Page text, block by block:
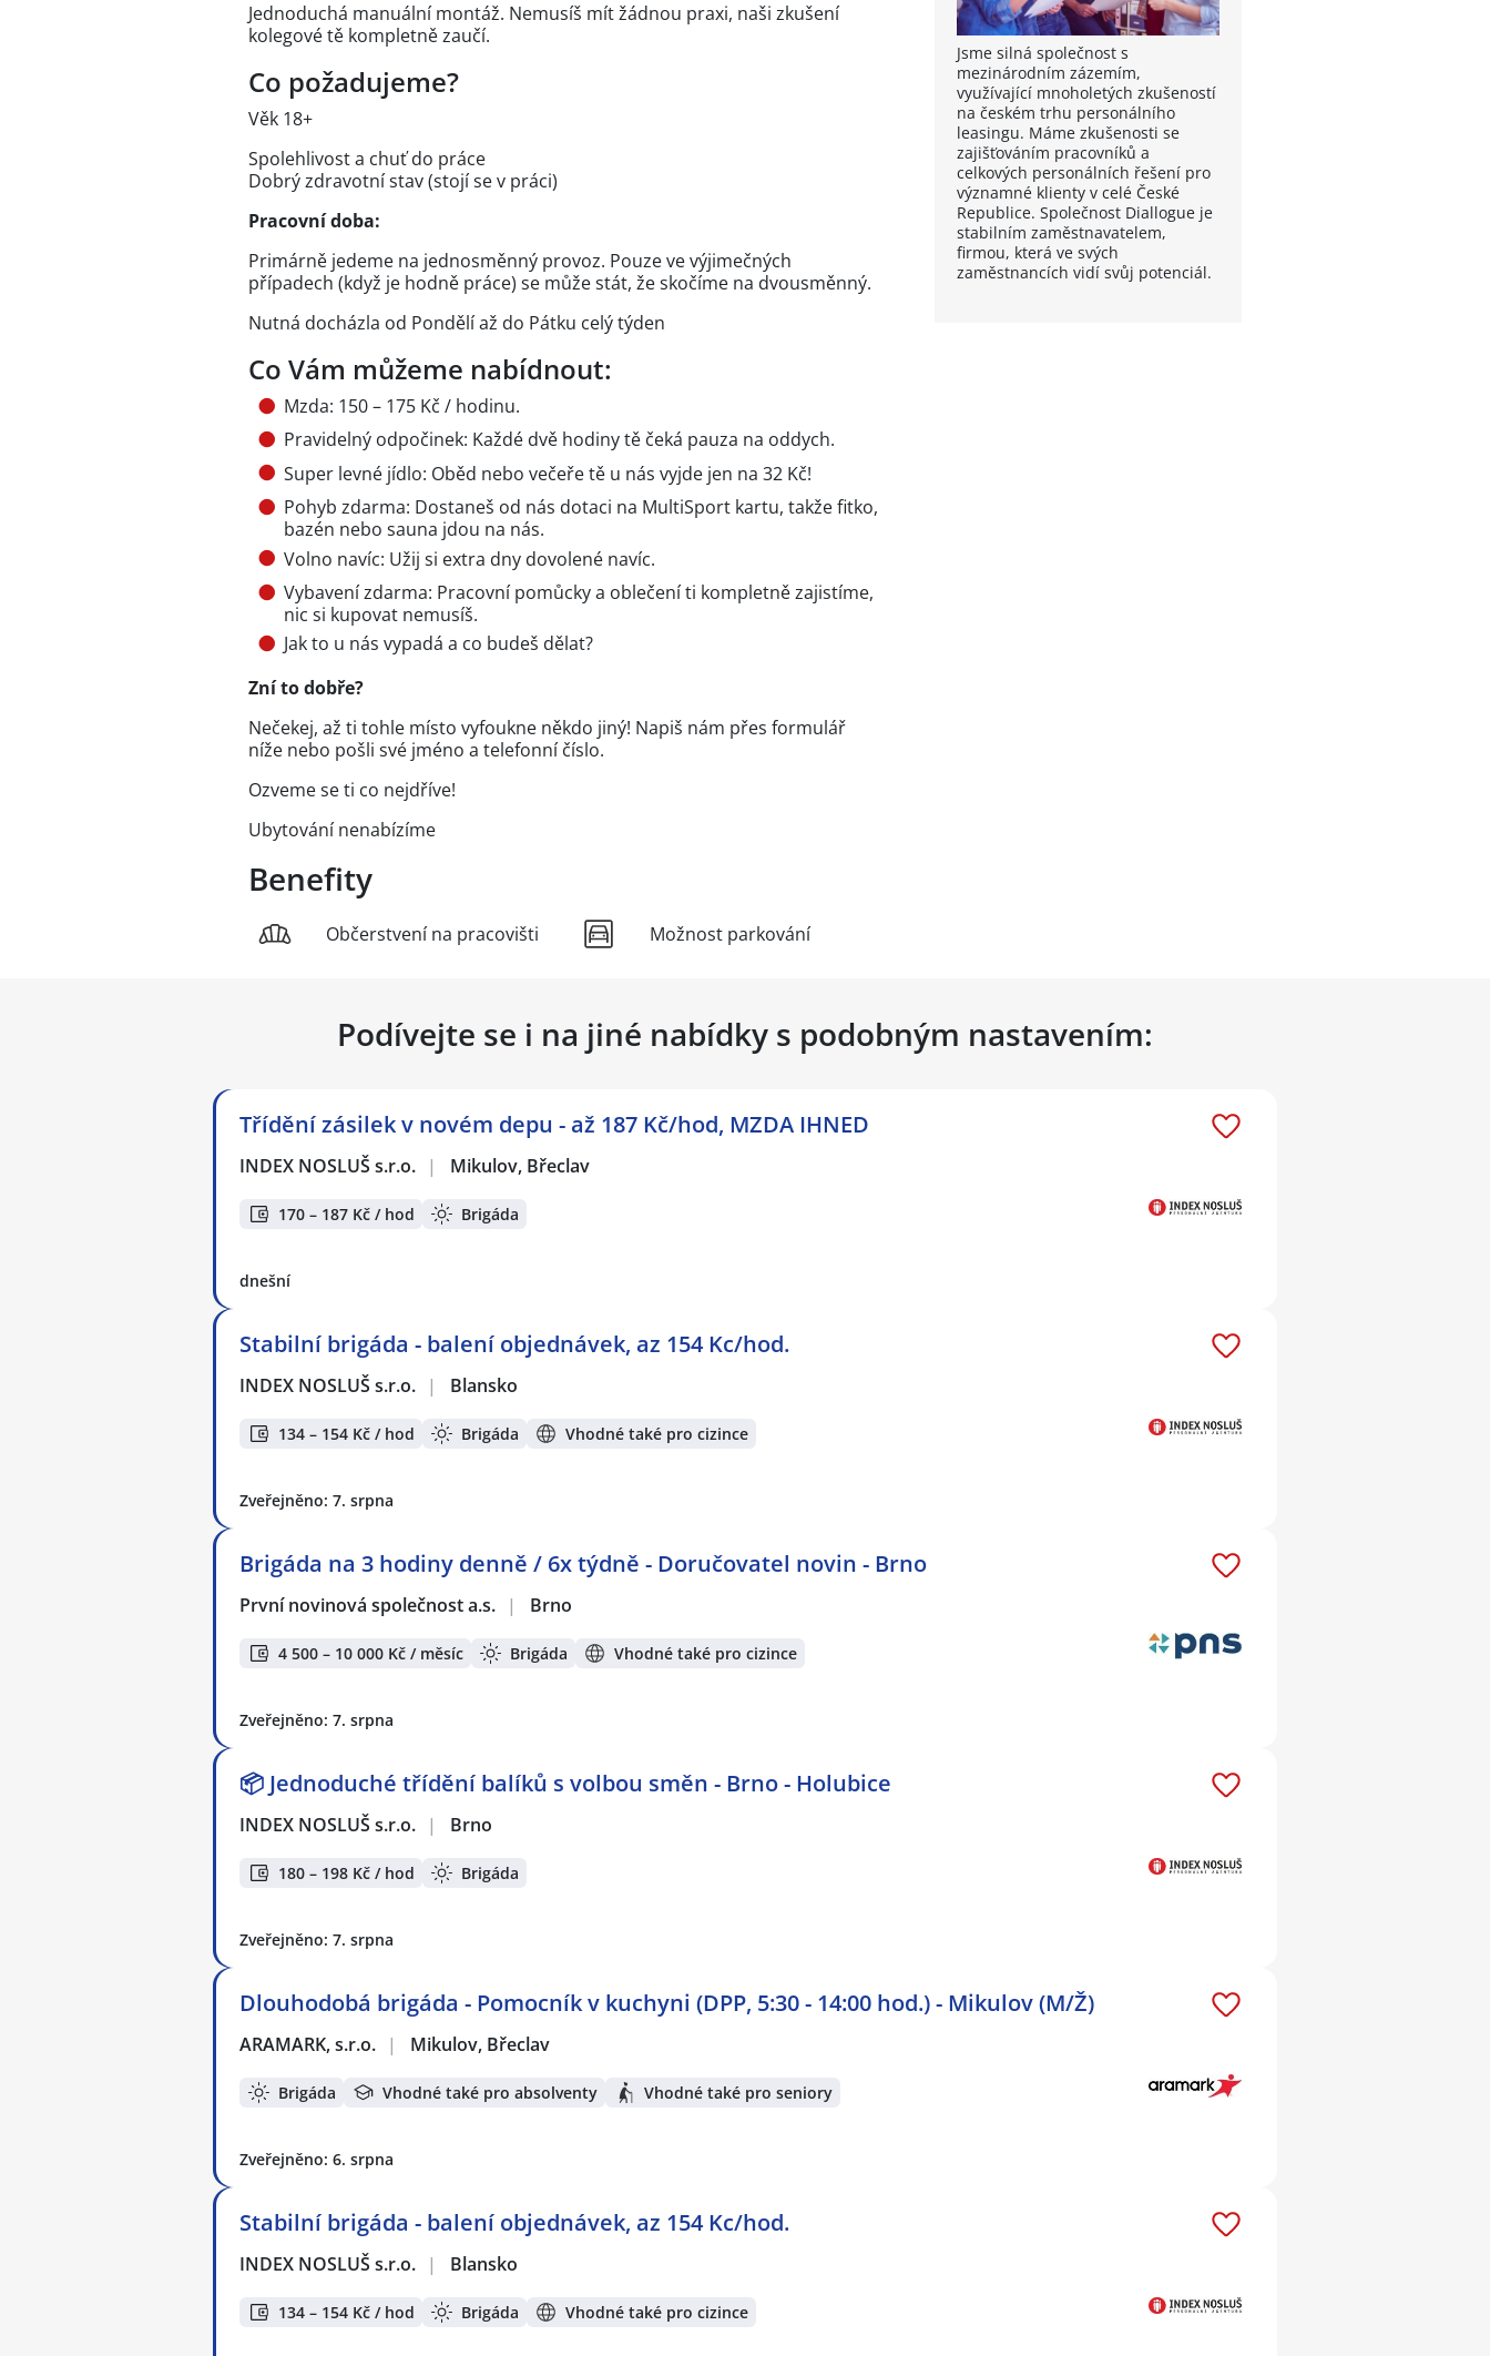
Jsme silná společnost s
mezinárodním zázemím,
využívající mnoholetých zkušeností
na českém trhu personálního
leasingu. Máme zkušenosti se
zajišťováním pracovníků a
celkových personálních řešení pro
významné klienty v celé České
Republice. Společnost Diallogue je
stabilním zaměstnavatelem,
firmou, která ve svých
zaměstnancích vidí svůj potenciál.
Jednoduchá manuální montáž. Nemusíš mít žádnou praxi, naši zkušení
kolegové tě kompletně zaučí.
Co požadujeme?
Věk 18+
Spolehlivost a chuť do práce
Dobrý zdravotní stav (stojí se v práci)
Pracovní doba:
Primárně jedeme na jednosměnný provoz. Pouze ve výjimečných
případech (když je hodně práce) se může stát, že skočíme na dvousměnný.
Nutná docházla od Pondělí až do Pátku celý týden
Co Vám můžeme nabídnout:
Mzda: 150 – 175 Kč / hodinu.
Pravidelný odpočinek: Každé dvě hodiny tě čeká pauza na oddych.
Super levné jídlo: Oběd nebo večeře tě u nás vyjde jen na 32 Kč!
Pohyb zdarma: Dostaneš od nás dotaci na MultiSport kartu, takže fitko,
bazén nebo sauna jdou na nás.
Volno navíc: Užij si extra dny dovolené navíc.
Vybavení zdarma: Pracovní pomůcky a oblečení ti kompletně zajistíme,
nic si kupovat nemusíš.
Jak to u nás vypadá a co budeš dělat?
Zní to dobře?
Nečekej, až ti tohle místo vyfoukne někdo jiný! Napiš nám přes formulář
níže nebo pošli své jméno a telefonní číslo.
Ozveme se ti co nejdříve!
Ubytování nenabízíme
Benefity
Občerstvení na pracovišti Možnost parkování
Podívejte se i na jiné nabídky s podobným nastavením:
Třídění zásilek v novém depu - až 187 Kč/hod, MZDA IHNED
INDEX NOSLUŠ s.r.o. | Mikulov, Břeclav
170 – 187 Kč / hod Brigáda
dnešní
Stabilní brigáda - balení objednávek, az 154 Kc/hod.
INDEX NOSLUŠ s.r.o. | Blansko
134 – 154 Kč / hod Brigáda Vhodné také pro cizince
Zveřejněno: 7. srpna
Brigáda na 3 hodiny denně / 6x týdně - Doručovatel novin - Brno
První novinová společnost a.s. | Brno
4 500 – 10 000 Kč / měsíc Brigáda Vhodné také pro cizince
Zveřejněno: 7. srpna
📦 Jednoduché třídění balíků s volbou směn - Brno - Holubice
INDEX NOSLUŠ s.r.o. | Brno
180 – 198 Kč / hod Brigáda
Zveřejněno: 7. srpna
Dlouhodobá brigáda - Pomocník v kuchyni (DPP, 5:30 - 14:00 hod.) - Mikulov (M/Ž)
ARAMARK, s.r.o. | Mikulov, Břeclav
Brigáda Vhodné také pro absolventy Vhodné také pro seniory
Zveřejněno: 6. srpna
Stabilní brigáda - balení objednávek, az 154 Kc/hod.
INDEX NOSLUŠ s.r.o. | Blansko
134 – 154 Kč / hod Brigáda Vhodné také pro cizince